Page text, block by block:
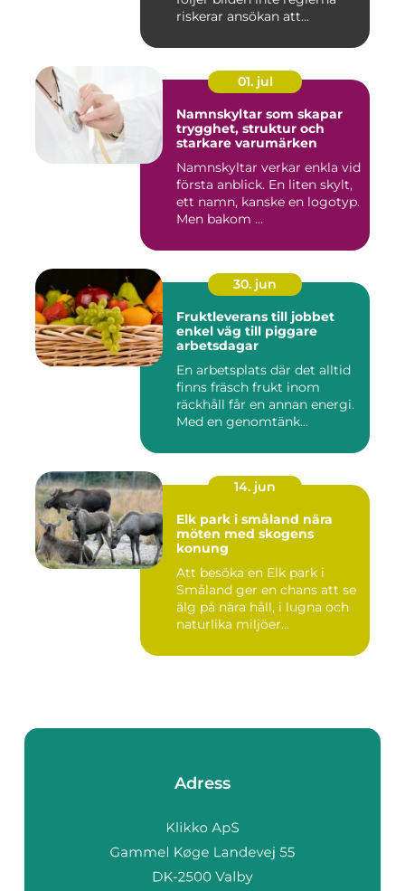
riskerar ansökan att...
01. jul
Namnskyltar som skapar
trygghet, struktur och
starkare varumärken
Namnskyltar verkar enkla vid
första anblick. En liten skylt,
ett namn, kanske en logotyp.
Men bakom ...
30. jun
Fruktleverans till jobbet
enkel väg till piggare
arbetsdagar
En arbetsplats där det alltid
finns fräsch frukt inom
räckhåll får en annan energi.
Med en genomtänk...
14. jun
Elk park i småland nära
möten med skogens
konung
Att besöka en Elk park i
Småland ger en chans att se
älg på nära håll, i lugna och
naturlika miljöer...
Adress